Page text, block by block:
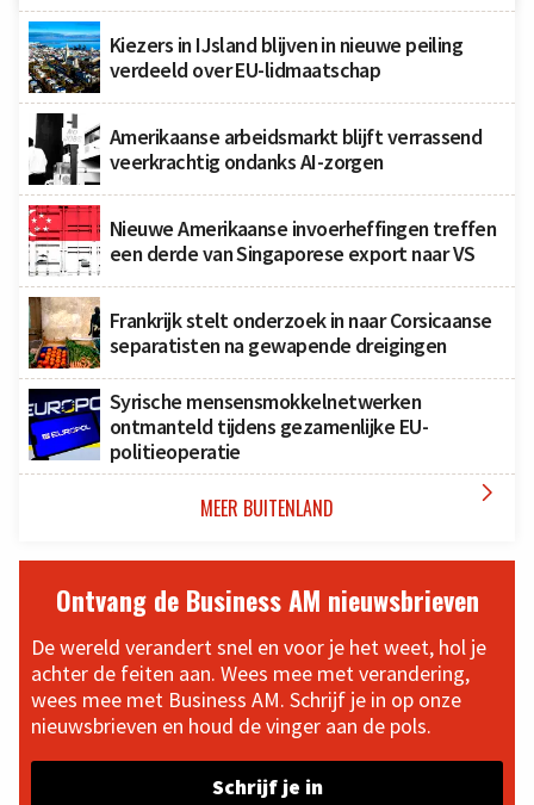
Kiezers in IJsland blijven in nieuwe peiling
verdeeld over EU-lidmaatschap
Amerikaanse arbeidsmarkt blijft verrassend
veerkrachtig ondanks AI-zorgen
Nieuwe Amerikaanse invoerheffingen treffen
een derde van Singaporese export naar VS
Frankrijk stelt onderzoek in naar Corsicaanse
separatisten na gewapende dreigingen
Syrische mensensmokkelnetwerken
ontmanteld tijdens gezamenlijke EU-
politieoperatie
MEER BUITENLAND 
Ontvang de Business AM nieuwsbrieven
De wereld verandert snel en voor je het weet, hol je
achter de feiten aan. Wees mee met verandering,
wees mee met Business AM. Schrijf je in op onze
nieuwsbrieven en houd de vinger aan de pols.
Schrijf je in